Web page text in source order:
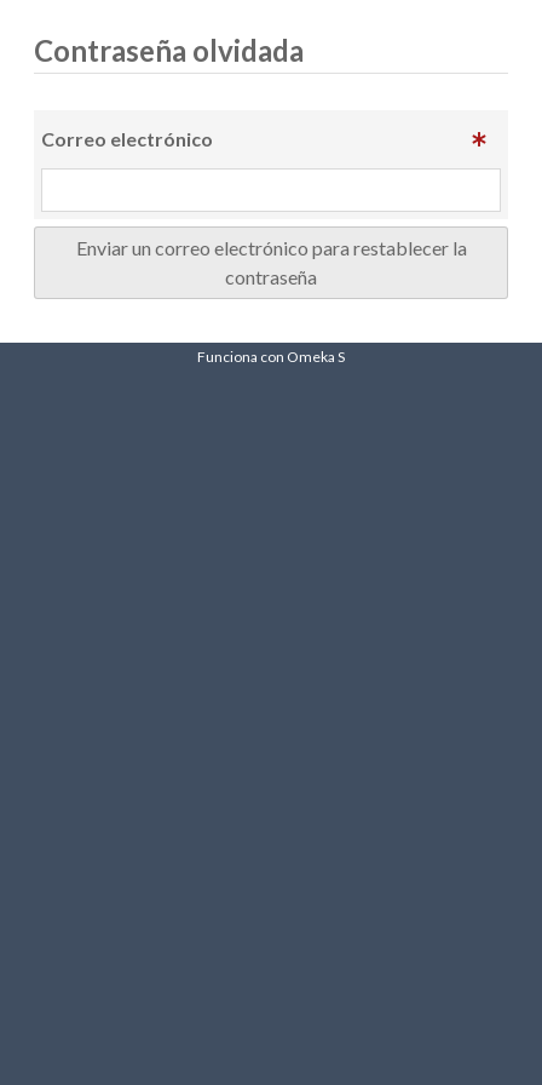
Contraseña olvidada
Correo electrónico
Enviar un correo electrónico para restablecer la
contraseña
Funciona con Omeka S